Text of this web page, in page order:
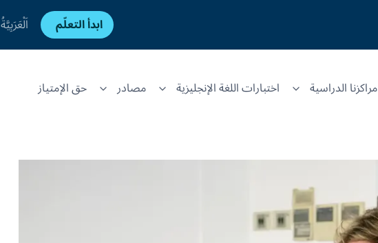
ابدأ التعلّم اَلْعَرَبِيَّةُ
مراكزنا الدراسية اختبارات اللغة الإنجليزية مصادر حق الإمتياز